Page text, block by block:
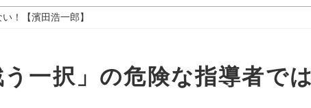
！【濱田浩一郎】
一択」の危険な指導者で